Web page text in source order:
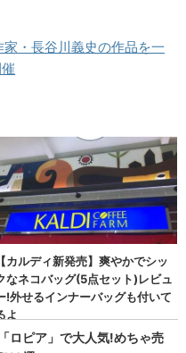
家・長谷川義史の作品を一